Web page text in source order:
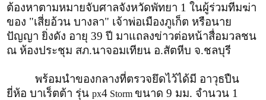
ต้องหาตามหมายจับศาลจังหวัดพัทยา 1 ในผู้ร่วมทีมฆ่า
ของ "เสี่ยอ้วน บางลา" เจ้าพ่อเมืองภูเก็ต หรือนาย
ปัญญา ยิ่งดัง อายุ 39 ปี มาแถลงข่าวต่อหน้าสื่อมวลชน
ณ ห้องประชุม สภ.นาจอมเทียน อ.สัตหีบ จ.ชลบุรี
พร้อมนำของกลางที่ตรวจยึดไว้ได้มี อาวุธปืน
ยี่ห้อ บาเร็ตต้า รุ่น px4 Storm ขนาด 9 มม. จำนวน 1